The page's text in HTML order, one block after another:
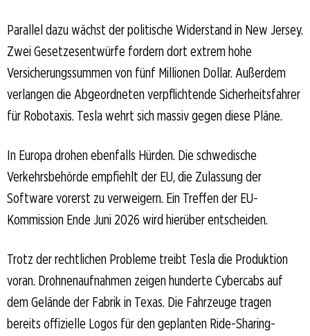
Parallel dazu wächst der politische Widerstand in New Jersey.
Zwei Gesetzesentwürfe fordern dort extrem hohe
Versicherungssummen von fünf Millionen Dollar. Außerdem
verlangen die Abgeordneten verpflichtende Sicherheitsfahrer
für Robotaxis. Tesla wehrt sich massiv gegen diese Pläne.
In Europa drohen ebenfalls Hürden. Die schwedische
Verkehrsbehörde empfiehlt der EU, die Zulassung der
Software vorerst zu verweigern. Ein Treffen der EU-
Kommission Ende Juni 2026 wird hierüber entscheiden.
Trotz der rechtlichen Probleme treibt Tesla die Produktion
voran. Drohnenaufnahmen zeigen hunderte Cybercabs auf
dem Gelände der Fabrik in Texas. Die Fahrzeuge tragen
bereits offizielle Logos für den geplanten Ride-Sharing-